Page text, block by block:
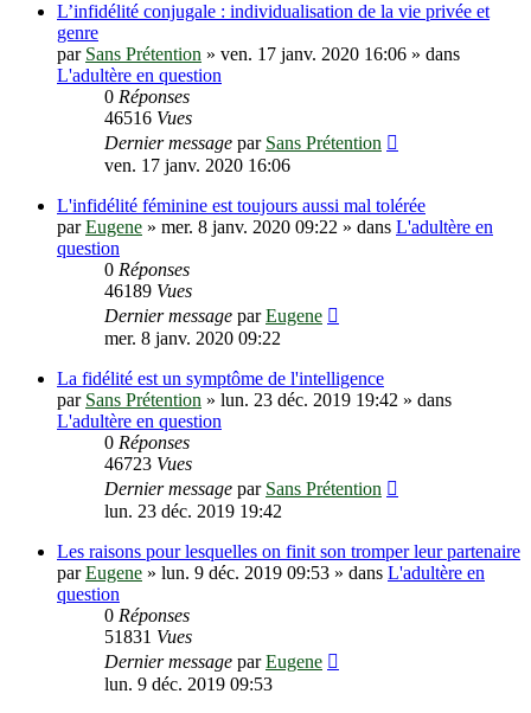
L’infidélité conjugale : individualisation de la vie privée et
genre
par Sans Prétention » ven. 17 janv. 2020 16:06 » dans
L'adultère en question
0 Réponses
46516 Vues
Dernier message par Sans Prétention
ven. 17 janv. 2020 16:06
L'infidélité féminine est toujours aussi mal tolérée
parEugene » mer. 8 janv. 2020 09:22 » dans L'adultère en
question
0 Réponses
46189 Vues
Dernier message parEugene
mer. 8 janv. 2020 09:22
La fidélité est un symptôme de l'intelligence
par Sans Prétention » lun. 23 déc. 2019 19:42 » dans
L'adultère en question
0 Réponses
46723 Vues
Dernier message par Sans Prétention
lun. 23 déc. 2019 19:42
Les raisons pour lesquelles on finit son tromper leur partenaire
parEugene » lun. 9 déc. 2019 09:53 » dans L'adultère en
question
0 Réponses
51831 Vues
Dernier message parEugene
lun. 9 déc. 2019 09:53